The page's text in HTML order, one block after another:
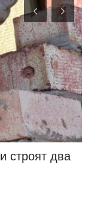
строят два